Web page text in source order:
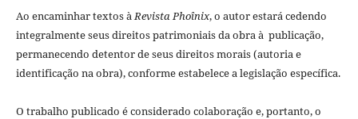
Ao encaminhar textos àRevista Phoînix, o autor estará cedendo
integralmente seus direitos patrimoniais da obra à publicação,
permanecendo detentor de seus direitos morais (autoria e
identificação na obra), conforme estabelece a legislação especí­fica.
O trabalho publicado é considerado colaboração e, portanto, o